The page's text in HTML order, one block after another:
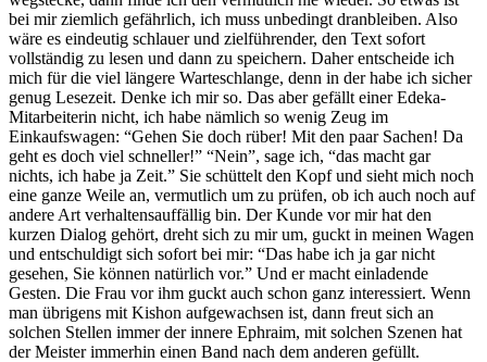
bei mir ziemlich gefährlich, ich muss unbedingt dranbleiben. Also
wäre es eindeutig schlauer und zielführender, den Text sofort
vollständig zu lesen und dann zu speichern. Daher entscheide ich
mich für die viel längere Warteschlange, denn in der habe ich sicher
genug Lesezeit. Denke ich mir so. Das aber gefällt einer Edeka-
Mitarbeiterin nicht, ich habe nämlich so wenig Zeug im
Einkaufswagen: “Gehen Sie doch rüber! Mit den paar Sachen! Da
geht es doch viel schneller!” “Nein”, sage ich, “das macht gar
nichts, ich habe ja Zeit.” Sie schüttelt den Kopf und sieht mich noch
eine ganze Weile an, vermutlich um zu prüfen, ob ich auch noch auf
andere Art verhaltensauffällig bin. Der Kunde vor mir hat den
kurzen Dialog gehört, dreht sich zu mir um, guckt in meinen Wagen
und entschuldigt sich sofort bei mir: “Das habe ich ja gar nicht
gesehen, Sie können natürlich vor.” Und er macht einladende
Gesten. Die Frau vor ihm guckt auch schon ganz interessiert. Wenn
man übrigens mit Kishon aufgewachsen ist, dann freut sich an
solchen Stellen immer der innere Ephraim, mit solchen Szenen hat
der Meister immerhin einen Band nach dem anderen gefüllt.